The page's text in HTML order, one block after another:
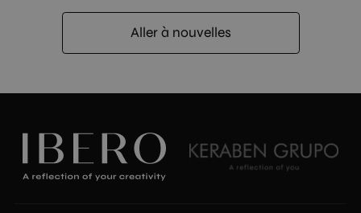
Aller à nouvelles